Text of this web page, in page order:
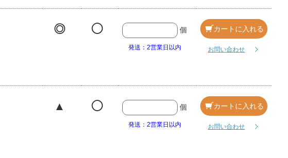
◎ ◯ 個
発送：2営業日以内
カートに入れる
お問い合わせ
▲ ◯ 個
発送：2営業日以内
カートに入れる
お問い合わせ